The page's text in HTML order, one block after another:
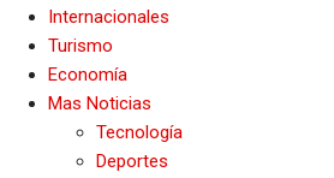
Internacionales
Turismo
Economía
Mas Noticias
Tecnología
Deportes